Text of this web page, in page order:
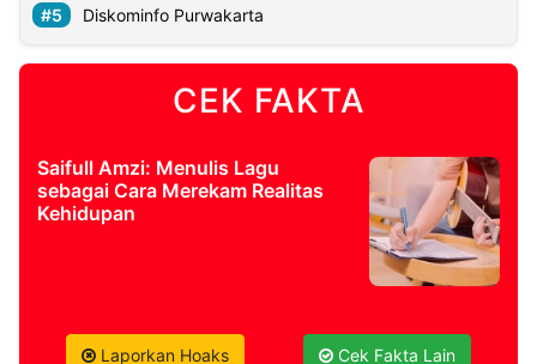
Diskominfo Purwakarta
CEK FAKTA
Saifull Amzi: Menulis Lagu
sebagai Cara Merekam Realitas
Kehidupan
Laporkan Hoaks Cek Fakta Lain